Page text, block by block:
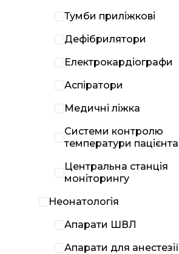
Тумби приліжкові
Дефібрилятори
Електрокардіографи
Аспіратори
Медичні ліжка
Системи контролю
температури пацієнта
Центральна станція
моніторингу
Неонатологія
Апарати ШВЛ
Апарати для анестезії